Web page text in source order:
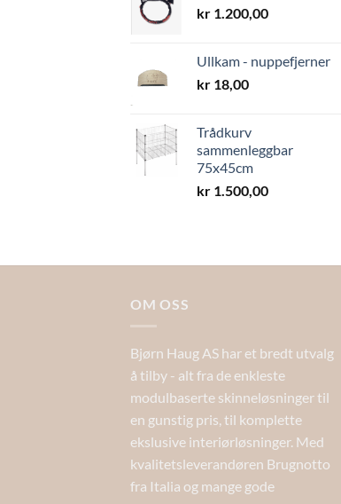
kr 1.200,00
Ullkam - nuppefjerner
kr 18,00
Trådkurv
sammenleggbar
75x45cm
kr 1.500,00
OM OSS
Bjørn Haug AS har et bredt utvalg
å tilby - alt fra de enkleste
modulbaserte skinneløsninger til
en gunstig pris, til komplette
ekslusive interiørløsninger. Med
kvalitetsleverandøren Brugnotto
fra Italia og mange gode